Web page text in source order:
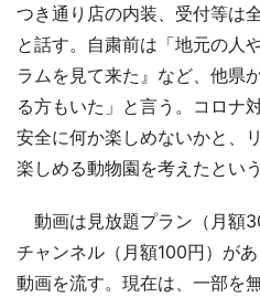
つき通り店の内装、受付等は
と話す。自粛前は「地元の人
ラムを見て来た』など、他県
る方もいた」と言う。コロナ
安全に何か楽しめないかと、
楽しめる動物園を考えたという
動画は見放題プラン（月額
チャンネル（月額100円）が
動画を流す。現在は、一部を